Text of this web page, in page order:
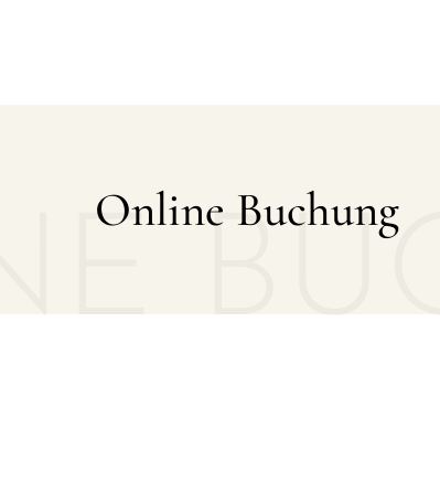
Online Buchung